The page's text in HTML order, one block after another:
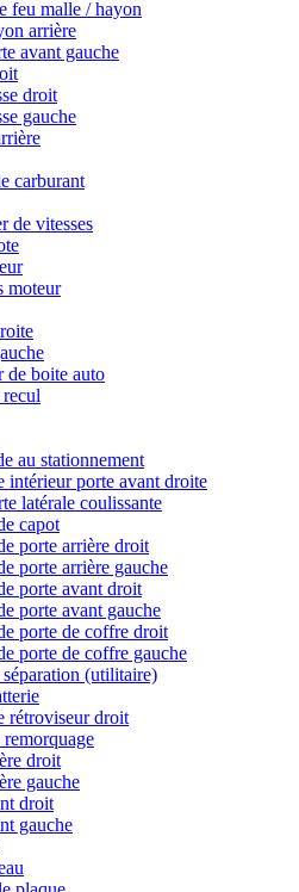
feu malle / hayon
arrière
avant gauche
droit
gauche
carburant
de vitesses
moteur
de boite auto
au stationnement
intérieur porte avant droite
latérale coulissante
capot
porte arrière droit
porte arrière gauche
porte avant droit
porte avant gauche
porte de coffre droit
porte de coffre gauche
(utilitaire)
rétroviseur droit
droit
gauche
droit
gauche